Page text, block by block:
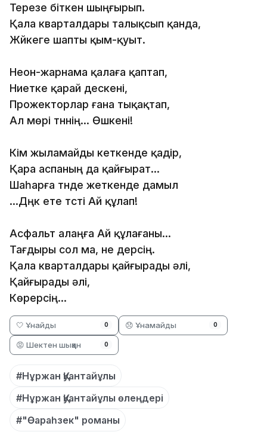
Терезе бiткен шыңғырып.
Қала кварталдары талықсып қанда,
Жүйкеге шапты қым-қуыт.
Неон-жарнама қалаға қаптап,
Ниетке қарай дескенi,
Прожекторлар ғана тықақтап,
Ал мөрi түннiң... Өшкенi!
Кiм жыламайды кеткенде қадiр,
Қара аспаның да қайғырат...
Шаһарға түнде жеткенде дамыл
...Дүңк ете түстi Ай құлап!
Асфальт алаңға Ай құлағаны...
Тағдыры сол ма, не дерсiң.
Қала кварталдары қайғырады әлi,
Қайғырады әлi,
Көрерсiң...
🤍 Ұнайды 0 😞 Ұнамайды 0
😡 Шектен шыққан 0
#Нұржан Қуантайұлы
#Нұржан Қуантайұлы өлеңдері
#"Өараһзек" романы